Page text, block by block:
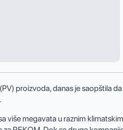
proizvoda, danas je saopštila
megavata u raznim